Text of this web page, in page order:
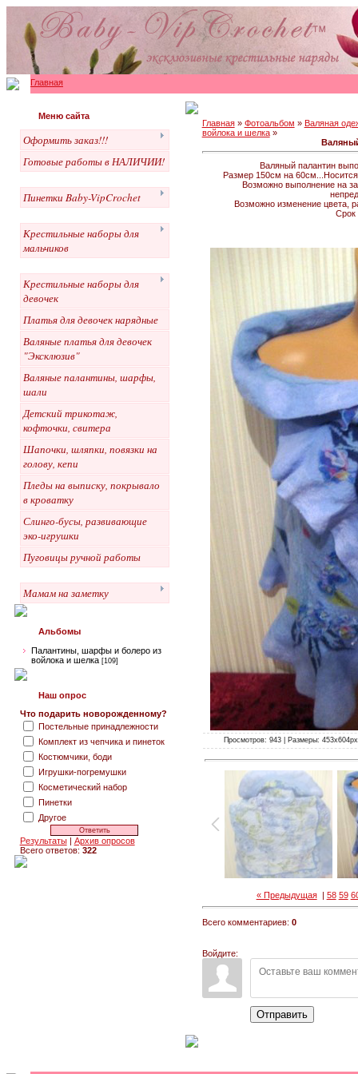
Главная
Меню сайта
Оформить заказ!!!
Готовые работы в НАЛИЧИИ!
Пинетки Baby-VipCrochet
Крестильные наборы для
мальчиков
Крестильные наборы для
девочек
Платья для девочек нарядные
Валяные платья для девочек
"Эксклюзив"
Валяные палантины, шарфы,
шали
Детский трикотаж,
кофточки, свитера
Шапочки, шляпки, повязки на
голову, кепи
Пледы на выписку, покрывало
в кроватку
Слинго-бусы, развивающие
эко-игрушки
Пуговицы ручной работы
Мамам на заметку
Альбомы
Палантины, шарфы и болеро из
войлока и шелка [109]
Наш опрос
Что подарить новорожденному?
Постельные принадлежности
Комплект из чепчика и пинеток
Костюмчики, боди
Игрушки-погремушки
Косметический набор
Пинетки
Другое
Результаты| Архив опросов
Всего ответов: 322
Главная» Фотоальбом » Валяная
войлока и шелка»
Валяный палантин
Размер 150см на
Возможно выполнение на
Возможно изменение цвета,
Срок
Просмотров: 943 | Размеры:
« Предыдущая| 58 59
Всего комментариев: 0
Войдите:
Отправить